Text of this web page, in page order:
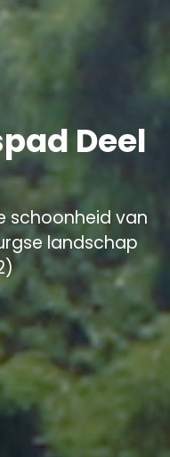
Deel
schoonheid van
landschap